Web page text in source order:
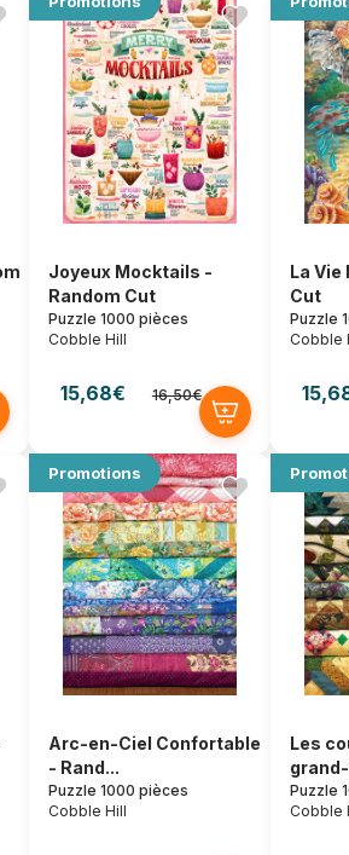
Joyeux Mocktails -
Random Cut
Puzzle 1000 pièces
Cobble Hill
15,68€ 16,50€
La Vie
Cut
Puzzle
Cobble
Promotions
Arc-en-Ciel Confortable
- Rand...
Puzzle 1000 pièces
Cobble Hill
Les
Puzzle
Cobble